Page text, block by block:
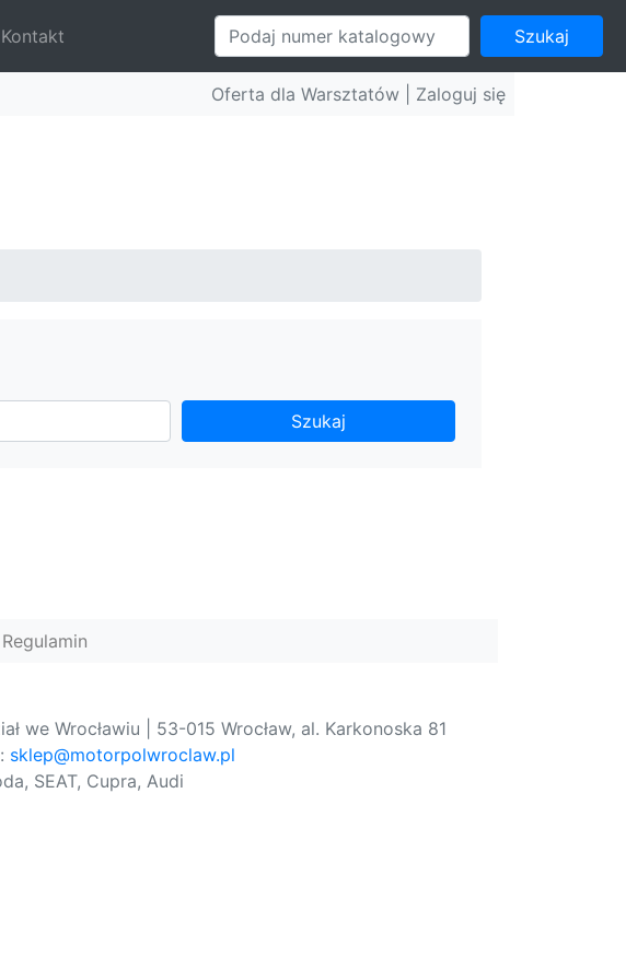
Kontakt Szukaj
Oferta dla Warsztatów | Zaloguj się
Szukaj
Regulamin
we Wrocławiu | 53-015 Wrocław, al. Karkonoska 81
sklep@motorpolwroclaw.pl
SEAT, Cupra, Audi